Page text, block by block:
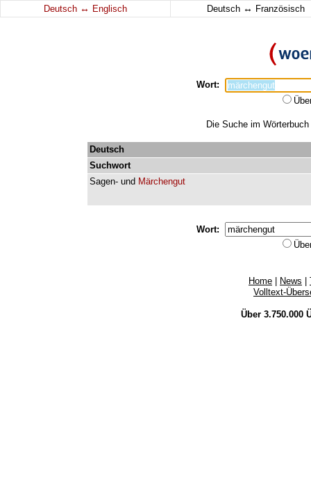
Deutsch ↔ Englisch Deutsch ↔ Französisch
Wort:
Die Suche im
Deutsch
Suchwort
Sagen- und Märchengut
Wort:
Home News
Volltext-
Über 3.750.000